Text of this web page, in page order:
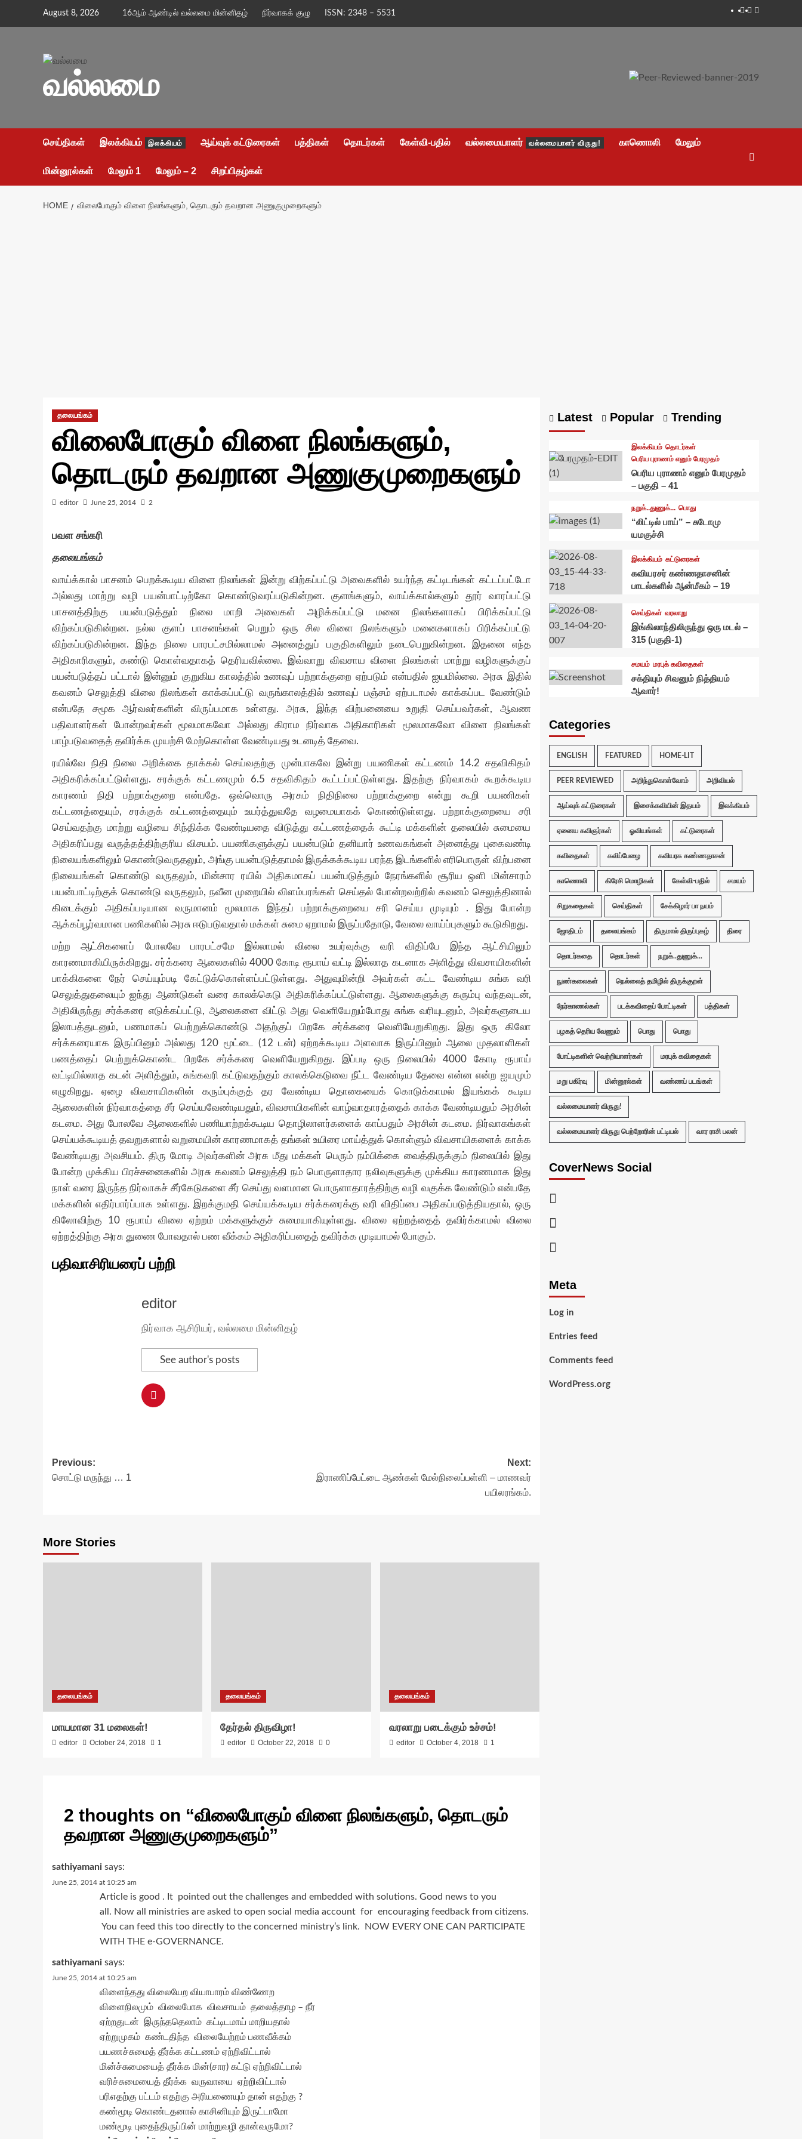
August 8, 2026 16ஆம் ஆண்டில் வல்லமை மின்னிதழ் நிர்வாகக் குழு ISSN: 2348 – 5531 Facebook
Twitter
Youtube
வல்லமை
செய்திகள் இலக்கியம் இலக்கியம் ஆய்வுக் கட்டுரைகள் பத்திகள் தொடர்கள் கேள்வி-பதில் வல்லமையாளர் வல்லமையாளர் விருது! காணொலி மேலும்
மின்னூல்கள் மேலும் 1 மேலும் – 2 சிறப்பிதழ்கள்
HOME விலைபோகும் விளை நிலங்களும், தொடரும் தவறான அணுகுமுறைகளும்
தலையங்கம்
விலைபோகும் விளை நிலங்களும்,
தொடரும் தவறான அணுகுமுறைகளும்
editor June 25, 2014 2
பவள சங்கரி
தலையங்கம்
வாய்க்கால் பாசனம் பெறக்கூடிய விளை நிலங்கள் இன்று விற்கப்பட்டு அவைகளில் உயர்ந்த கட்டிடங்கள் கட்டப்பட்டோ
அல்லது மாற்று வழி பயன்பாட்டிற்கோ கொண்டுவரப்படுகின்றன. குளங்களும், வாய்க்கால்களும் தூர் வாரப்பட்டு
பாசனத்திற்கு பயன்படுத்தும் நிலை மாறி அவைகள் அழிக்கப்பட்டு மனை நிலங்களாகப் பிரிக்கப்பட்டு
விற்கப்படுகின்றன. நல்ல குளப் பாசனங்கள் பெறும் ஒரு சில விளை நிலங்களும் மனைகளாகப் பிரிக்கப்பட்டு
விற்கப்படுகின்றன. இந்த நிலை பாரபட்சமில்லாமல் அனைத்துப் பகுதிகளிலும் நடைபெறுகின்றன. இதனை எந்த
அதிகாரிகளும், கண்டு கொள்வதாகத் தெரியவில்லை. இவ்வாறு விவசாய விளை நிலங்கள் மாற்று வழிகளுக்குப்
பயன்படுத்தப் பட்டால் இன்னும் குறுகிய காலத்தில் உணவுப் பற்றாக்குறை ஏற்படும் என்பதில் ஐயமில்லை. அரசு இதில்
கவனம் செலுத்தி விலை நிலங்கள் காக்கப்பட்டு வருங்காலத்தில் உணவுப் பஞ்சம் ஏற்படாமல் காக்கப்பட வேண்டும்
என்பதே சமூக ஆர்வலர்களின் விருப்பமாக உள்ளது. அரசு, இந்த விற்பனையை உறுதி செய்பவர்கள், ஆவண
பதிவாளர்கள் போன்றவர்கள் மூலமாகவோ அல்லது கிராம நிர்வாக அதிகாரிகள் மூலமாகவோ விளை நிலங்கள்
பாழ்படுவதைத் தவிர்க்க முயற்சி மேற்கொள்ள வேண்டியது உடனடித் தேவை.
ரயில்வே நிதி நிலை அறிக்கை தாக்கல் செய்வதற்கு முன்பாகவே இன்று பயணிகள் கட்டணம் 14.2 சதவிகிதம்
அதிகரிக்கப்பட்டுள்ளது. சரக்குக் கட்டணமும் 6.5 சதவிகிதம் கூட்டப்பட்டுள்ளது. இதற்கு நிர்வாகம் கூறக்கூடிய
காரணம் நிதி பற்றாக்குறை என்பதே. ஒவ்வொரு அரசும் நிதிநிலை பற்றாக்குறை என்று கூறி பயணிகள்
கட்டணத்தையும், சரக்குக் கட்டணத்தையும் உயர்த்துவதே வழமையாகக் கொண்டுள்ளது. பற்றாக்குறையை சரி
செய்வதற்கு மாற்று வழியை சிந்திக்க வேண்டியதை விடுத்து கட்டணத்தைக் கூட்டி மக்களின் தலையில் சுமையை
அதிகரிப்பது வருத்தத்திற்குரிய விசயம். பயணிகளுக்குப் பயன்படும் தனியார் உணவகங்கள் அனைத்து புகைவண்டி
நிலையங்களிலும் கொண்டுவருதலும், அங்கு பயன்படுத்தாமல் இருக்கக்கூடிய பரந்த இடங்களில் எரிபொருள் விற்பனை
நிலையங்கள் கொண்டு வருதலும், மின்சார ரயில் அதிகமாகப் பயன்படுத்தும் நேரங்களில் சூரிய ஒளி மின்சாரம்
பயன்பாட்டிற்குக் கொண்டு வருதலும், நவீன முறையில் விளம்பரங்கள் செய்தல் போன்றவற்றில் கவனம் செலுத்தினால்
கிடைக்கும் அதிகப்படியான வருமானம் மூலமாக இந்தப் பற்றாக்குறையை சரி செய்ய முடியும் . இது போன்ற
ஆக்கப்பூர்வமான பணிகளில் அரசு ஈடுபடுவதால் மக்கள் சுமை ஏறாமல் இருப்பதோடு, வேலை வாய்ப்புகளும் கூடுகிறது.
மற்ற ஆட்சிகளைப் போலவே பாரபட்சமே இல்லாமல் விலை உயர்வுக்கு வரி விதிப்பே இந்த ஆட்சியிலும்
காரணமாகியிருக்கிறது. சர்க்கரை ஆலைகளில் 4000 கோடி ரூபாய் வட்டி இல்லாத கடனாக அளித்து விவசாயிகளின்
பாக்கிகளை நேர் செய்யும்படி கேட்டுக்கொள்ளப்பட்டுள்ளது. அதுவுமின்றி அவர்கள் கட்ட வேண்டிய சுங்க வரி
செலுத்துதலையும் ஐந்து ஆண்டுகள் வரை காலக்கெடு அதிகரிக்கப்பட்டுள்ளது. ஆலைகளுக்கு கரும்பு வந்தவுடன்,
அதிலிருந்து சர்க்கரை எடுக்கப்பட்டு, ஆலைகளை விட்டு அது வெளியேறும்போது சுங்க வரியுடனும், அவர்களுடைய
இலாபத்துடனும், பணமாகப் பெற்றுக்கொண்டு அதற்குப் பிறகே சர்க்கரை வெளியேறுகிறது. இது ஒரு கிலோ
சர்க்கரையாக இருப்பினும் அல்லது 120 மூட்டை (12 டன்) ஏற்றக்கூடிய அளவாக இருப்பினும் ஆலை முதலாளிகள்
பணத்தைப் பெற்றுக்கொண்ட பிறகே சர்க்கரை வெளியேறுகிறது. இப்படி ஒரு நிலையில் 4000 கோடி ரூபாய்
வட்டியில்லாத கடன் அளித்தும், சுங்கவரி கட்டுவதற்கும் காலக்கெடுவை நீட்ட வேண்டிய தேவை என்ன என்ற ஐயமும்
எழுகிறது. ஏழை விவசாயிகளின் கரும்புக்குத் தர வேண்டிய தொகையைக் கொடுக்காமல் இயங்கக் கூடிய
ஆலைகளின் நிர்வாகத்தை சீர் செய்யவேண்டியதும், விவசாயிகளின் வாழ்வாதாரத்தைக் காக்க வேண்டியதும் அரசின்
கடமை. அது போலவே ஆலைகளில் பணியாற்றக்கூடிய தொழிலாளர்களைக் காப்பதும் அரசின் கடமை. நிர்வாகங்கள்
செய்யக்கூடியத் தவறுகளால் வறுமையின் காரணமாகத் தங்கள் உயிரை மாய்த்துக் கொள்ளும் விவசாயிகளைக் காக்க
வேண்டியது அவசியம். திரு மோடி அவர்களின் அரசு மீது மக்கள் பெரும் நம்பிக்கை வைத்திருக்கும் நிலையில் இது
போன்ற முக்கிய பிரச்சனைகளில் அரசு கவனம் செலுத்தி நம் பொருளாதார நலிவுகளுக்கு முக்கிய காரணமாக இது
நாள் வரை இருந்த நிர்வாகச் சீர்கேடுகளை சீர் செய்து வளமான பொருளாதாரத்திற்கு வழி வகுக்க வேண்டும் என்பதே
மக்களின் எதிர்பார்ப்பாக உள்ளது. இறக்குமதி செய்யக்கூடிய சர்க்கரைக்கு வரி விதிப்பை அதிகப்படுத்தியதால், ஒரு
கிலோவிற்கு 10 ரூபாய் விலை ஏற்றம் மக்களுக்குச் சுமையாகியுள்ளது. விலை ஏற்றத்தைத் தவிர்க்காமல் விலை
ஏற்றத்திற்கு அரசு துணை போவதால் பண வீக்கம் அதிகரிப்பதைத் தவிர்க்க முடியாமல் போகும்.
பதிவாசிரியரைப் பற்றி
editor
நிர்வாக ஆசிரியர், வல்லமை மின்னிதழ்
See author's posts
Post
navigation
Previous:
சொட்டு மருந்து … 1
Next:
இராணிப்பேட்டை ஆண்கள் மேல்நிலைப்பள்ளி – மாணவர்
பயிலரங்கம்.
More Stories
தலையங்கம்
மாயமான 31 மலைகள்!
editor October 24, 2018 1
தலையங்கம்
தேர்தல் திருவிழா!
editor October 22, 2018 0
தலையங்கம்
வரலாறு படைக்கும் உச்சம்!
editor October 4, 2018 1
2 thoughts on “விலைபோகும் விளை நிலங்களும், தொடரும்
தவறான அணுகுமுறைகளும்”
sathiyamani says:
June 25, 2014 at 10:25 am
Article is good . It pointed out the challenges and embedded with solutions. Good news to you
all. Now all ministries are asked to open social media account for encouraging feedback from citizens.
You can feed this too directly to the concerned ministry’s link. NOW EVERY ONE CAN PARTICIPATE
WITH THE e-GOVERNANCE.
sathiyamani says:
June 25, 2014 at 10:25 am
விளைந்தது விலையேற வியாபாரம் விண்ணேற‌
விளைநிலமும் விலைபோக விவசாயம் தலைத்தாழ – நீர்
ஏற்றதுடன் இருந்ததெலாம் கட்டிடமாய் மாறியதால்
ஏற்றுமுகம் கண்டதிந்த விலையேற்றம் பணவீக்கம்
பயணச்சுமைத் தீர்க்க கட்டணம் ஏற்றிவிட்டால்
மின்ச்சுமையைத் தீர்க்க மின்(சார) கட்டு ஏற்றிவிட்டால்
வரிச்சுமையைத் தீர்க்க வருவாயை ஏற்றிவிட்டால்
பரிஎதற்கு பட்டம் எதற்கு அரியணையும் தான் எதற்கு ?
கண்மூடி கொண்டதனால் காசினியும் இருட்டாமோ
மண்மூடி புதைந்திருப்பின் மாற்றுவழி தான்வருமோ?
Latest Popular Trending
இலக்கியம் தொடர்கள்
பெரிய புராணம் எனும் பேரமுதம்
பெரிய புராணம் எனும் பேரமுதம்
– பகுதி – 41
நறுக்..துணுக்... பொது
“லிட்டில் பாய்” – சுடோமு
யமகுச்சி
இலக்கியம் கட்டுரைகள்
கவியரசர் கண்ணதாசனின்
பாடல்களில் ஆன்மீகம் – 19
செய்திகள் வரலாறு
இங்கிலாந்திலிருந்து ஒரு மடல் –
315 (பகுதி-1)
சமயம் மரபுக் கவிதைகள்
சக்தியும் சிவனும் நித்தியம்
ஆவார்!
Categories
ENGLISH FEATURED HOME-LIT
PEER REVIEWED அறிந்துகொள்வோம் அறிவியல்
ஆய்வுக் கட்டுரைகள் இசைக்கவியின் இதயம் இலக்கியம்
ஏனைய கவிஞர்கள் ஓவியங்கள் கட்டுரைகள்
கவிதைகள் கவிப்பேழை கவியரசு கண்ணதாசன்
காணொலி கிரேசி மொழிகள் கேள்வி-பதில் சமயம்
சிறுகதைகள் செய்திகள் சேக்கிழார் பா நயம்
ஜோதிடம் தலையங்கம் திருமால் திருப்புகழ் திரை
தொடர்கதை தொடர்கள் நறுக்..துணுக்...
நுண்கலைகள் நெல்லைத் தமிழில் திருக்குறள்
நேர்காணல்கள் படக்கவிதைப் போட்டிகள் பத்திகள்
பழகத் தெரிய வேணும் பொது பொது
போட்டிகளின் வெற்றியாளர்கள் மரபுக் கவிதைகள்
மறு பகிர்வு மின்னூல்கள் வண்ணப் படங்கள்
வல்லமையாளர் விருது!
வல்லமையாளர் விருது பெற்றோரின் பட்டியல் வார ராசி பலன்
CoverNews Social
Meta
Log in
Entries feed
Comments feed
WordPress.org